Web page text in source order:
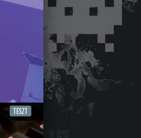
TESZT